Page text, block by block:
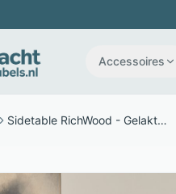
Accessoires
Sidetable RichWood - Gelakt mangohout en metaal - 4 greeploze lades - Bruin - Starfurn